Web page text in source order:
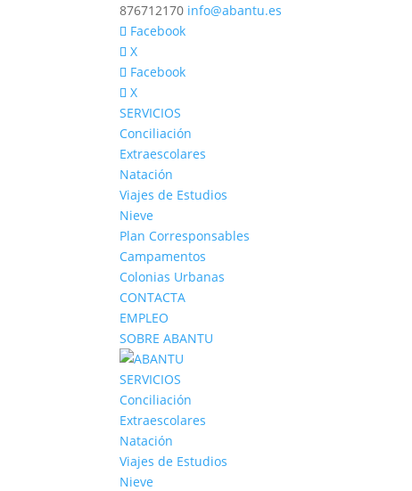
876712170 info@abantu.es
Facebook
X
Facebook
X
SERVICIOS
Conciliación
Extraescolares
Natación
Viajes de Estudios
Nieve
Plan Corresponsables
Campamentos
Colonias Urbanas
CONTACTA
EMPLEO
SOBRE ABANTU
SERVICIOS
Conciliación
Extraescolares
Natación
Viajes de Estudios
Nieve